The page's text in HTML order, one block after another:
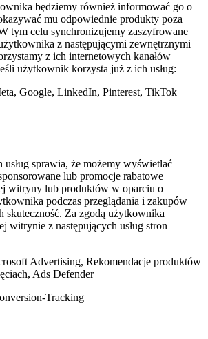
będziemy również informować go o
mu odpowiednie produkty poza
tym celu synchronizujemy zaszyfrowane
z następującymi zewnętrznymi
z ich internetowych kanałów
użytkownik korzysta już z ich usług:
Google, LinkedIn, Pinterest, TikTok
usług sprawia, że możemy wyświetlać
lub promocje rabatowe
witryny lub produktów w oparciu o
podczas przeglądania i zakupów
skuteczność. Za zgodą użytkownika
witrynie z następujących usług stron
Advertising, Rekomendacje produktów
Ads Defender
Tracking